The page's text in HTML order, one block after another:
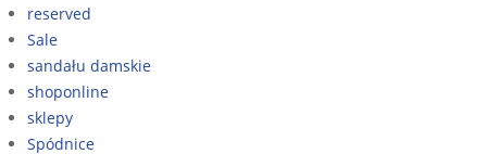
reserved
Sale
sandału damskie
shoponline
sklepy
Spódnice